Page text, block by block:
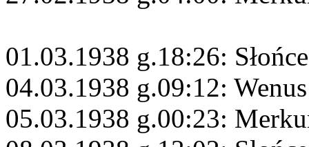
01.03.1938 g.18:26:
04.03.1938 g.09:12:
05.03.1938 g.00:23: